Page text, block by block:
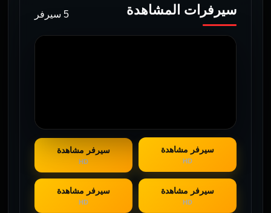
سيرفرات المشاهدة 5 سيرفر
سيرفر مشاهدة
HD
سيرفر مشاهدة
HD
سيرفر مشاهدة
HD
سيرفر مشاهدة
HD